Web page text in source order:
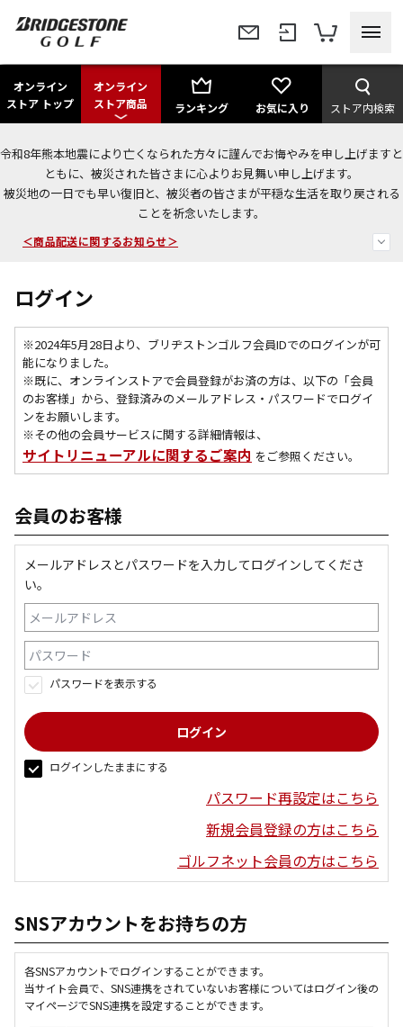
オンライン
ストア トップ
オンライン
ストア商品
ランキング お気に入り ストア内検索
令和8年熊本地震により亡くなられた方々に謹んでお悔やみを申し上げますと
ともに、被災された皆さまに心よりお見舞い申し上げます。
被災地の一日でも早い復旧と、被災者の皆さまが平穏な生活を取り戻される
ことを祈念いたします。
＜夏季休暇中のご注文・発送・お問い合わせ＞
今なら新規会員登録で1,000円OFFクーポンプレゼント！
＜商品配送に関するお知らせ＞
ログイン
※2024年5月28日より、ブリヂストンゴルフ会員IDでのログインが可
能になりました。
※既に、 オンラインストアで会員登録がお済の方は、以下の「会員
のお客様」から、登録済みのメールアドレス・パスワードでログイ
ンをお願いします。
※その他の会員サービスに関する詳細情報は、
サイトリニューアルに関するご案内 をご参照ください。
会員のお客様
メールアドレスとパスワードを入力してログインしてくださ
い。
パスワードを表示する
ログインしたままにする
パスワード再設定はこちら
新規会員登録の方はこちら
ゴルフネット会員の方はこちら
SNSアカウントをお持ちの方
各SNSアカウントでログインすることができます。
当サイト会員で、SNS連携をされていないお客様についてはログイン後の
マイページでSNS連携を設定することができます。